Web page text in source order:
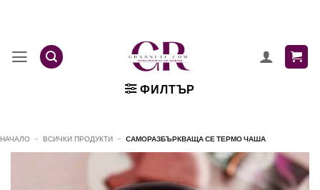
content
ФИЛТЪР
НАЧАЛО - ВСИЧКИ ПРОДУКТИ - САМОРАЗБЪРКВАЩА СЕ ТЕРМО ЧАША